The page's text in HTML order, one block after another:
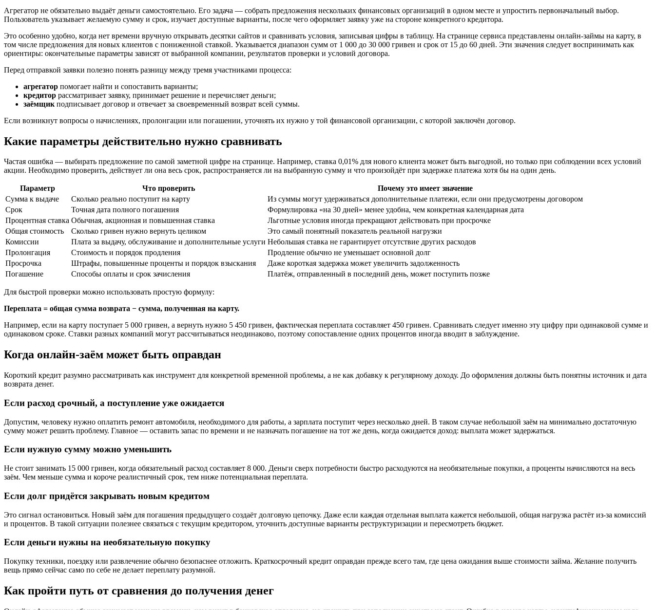
Агрегатор не обязательно выдаёт деньги самостоятельно. Его задача — собрать предложения нескольких финансовых организаций в одном месте и упростить первоначальный выбор.
Пользователь указывает желаемую сумму и срок, изучает доступные варианты, после чего оформляет заявку уже на стороне конкретного кредитора.
Это особенно удобно, когда нет времени вручную открывать десятки сайтов и сравнивать условия, записывая цифры в таблицу. На странице сервиса представлены онлайн-займы на карту, в
том числе предложения для новых клиентов с пониженной ставкой. Указывается диапазон сумм от 1 000 до 30 000 гривен и срок от 15 до 60 дней. Эти значения следует воспринимать как
ориентиры: окончательные параметры зависят от выбранной компании, результатов проверки и условий договора.
Перед отправкой заявки полезно понять разницу между тремя участниками процесса:
агрегатор помогает найти и сопоставить варианты;
кредитор рассматривает заявку, принимает решение и перечисляет деньги;
заёмщик подписывает договор и отвечает за своевременный возврат всей суммы.
Если возникнут вопросы о начислениях, пролонгации или погашении, уточнять их нужно у той финансовой организации, с которой заключён договор.
Какие параметры действительно нужно сравнивать
Частая ошибка — выбирать предложение по самой заметной цифре на странице. Например, ставка 0,01% для нового клиента может быть выгодной, но только при соблюдении всех условий
акции. Необходимо проверить, действует ли она весь срок, распространяется ли на выбранную сумму и что произойдёт при задержке платежа хотя бы на один день.
Параметр Что проверить
Почему это имеет значение
Сумма к выдаче
Сколько реально поступит на карту
Из суммы могут удерживаться дополнительные платежи, если они предусмотрены договором
Срок
Точная дата полного погашения
Формулировка «на 30 дней» менее удобна, чем конкретная календарная дата
Процентная ставка Обычная, акционная и повышенная ставка
Льготные условия иногда прекращают действовать при просрочке
Общая стоимость
Сколько гривен нужно вернуть целиком
Это самый понятный показатель реальной нагрузки
Комиссии
Плата за выдачу, обслуживание и дополнительные услуги Небольшая ставка не гарантирует отсутствие других расходов
Пролонгация
Стоимость и порядок продления
Продление обычно не уменьшает основной долг
Просрочка
Штрафы, повышенные проценты и порядок взыскания
Даже короткая задержка может увеличить задолженность
Погашение
Способы оплаты и срок зачисления Платёж, отправленный в последний день, может поступить позже
Для быстрой проверки можно использовать простую формулу:
Переплата = общая сумма возврата − сумма, полученная на карту.
Например, если на карту поступает 5 000 гривен, а вернуть нужно 5 450 гривен, фактическая переплата составляет 450 гривен. Сравнивать следует именно эту цифру при одинаковой сумме и
одинаковом сроке. Ставки разных компаний могут рассчитываться неодинаково, поэтому сопоставление одних процентов иногда вводит в заблуждение.
Когда онлайн-заём может быть оправдан
Короткий кредит разумно рассматривать как инструмент для конкретной временной проблемы, а не как добавку к регулярному доходу. До оформления должны быть понятны источник и дата
возврата денег.
Если расход срочный, а поступление уже ожидается
Допустим, человеку нужно оплатить ремонт автомобиля, необходимого для работы, а зарплата поступит через несколько дней. В таком случае небольшой заём на минимально достаточную
сумму может решить проблему. Главное — оставить запас по времени и не назначать погашение на тот же день, когда ожидается доход: выплата может задержаться.
Если нужную сумму можно уменьшить
Не стоит занимать 15 000 гривен, когда обязательный расход составляет 8 000. Деньги сверх потребности быстро расходуются на необязательные покупки, а проценты начисляются на весь
заём. Чем меньше сумма и короче реалистичный срок, тем ниже потенциальная переплата.
Если долг придётся закрывать новым кредитом
Это сигнал остановиться. Новый заём для погашения предыдущего создаёт долговую цепочку. Даже если каждая отдельная выплата кажется небольшой, общая нагрузка растёт из-за комиссий
и процентов. В такой ситуации полезнее связаться с текущим кредитором, уточнить доступные варианты реструктуризации и пересмотреть бюджет.
Если деньги нужны на необязательную покупку
Покупку техники, поездку или развлечение обычно безопаснее отложить. Краткосрочный кредит оправдан прежде всего там, где цена ожидания выше стоимости займа. Желание получить
вещь прямо сейчас само по себе не делает переплату разумной.
Как пройти путь от сравнения до получения денег